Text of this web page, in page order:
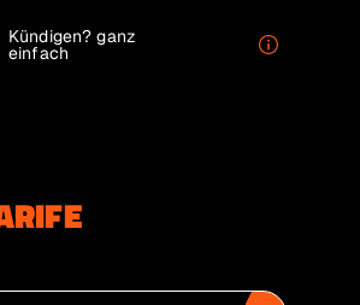
Kündigen? ganz
einfach